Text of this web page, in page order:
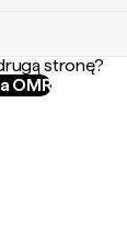
stronę?
OMR